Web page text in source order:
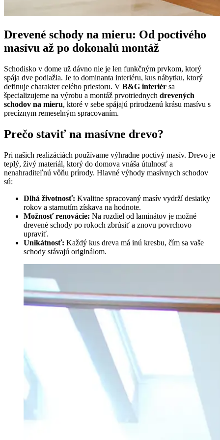
Drevené schody na mieru: Od poctivého
masívu až po dokonalú montáž
Schodisko v dome už dávno nie je len funkčným prvkom, ktorý
spája dve podlažia. Je to dominanta interiéru, kus nábytku, ktorý
definuje charakter celého priestoru. V B&G interiér sa
špecializujeme na výrobu a montáž prvotriednych drevených
schodov na mieru, ktoré v sebe spájajú prirodzenú krásu masívu s
precíznym remeselným spracovaním.
Prečo staviť na masívne drevo?
Pri našich realizáciách používame výhradne poctivý masív. Drevo je
teplý, živý materiál, ktorý do domova vnáša útulnosť a
nenahraditeľnú vôňu prírody. Hlavné výhody masívnych schodov
sú:
Dlhá životnosť: Kvalitne spracovaný masív vydrží desiatky
rokov a starnutím získava na hodnote.
Možnosť renovácie: Na rozdiel od laminátov je možné
drevené schody po rokoch zbrúsiť a znovu povrchovo
upraviť.
Unikátnosť: Každý kus dreva má inú kresbu, čím sa vaše
schody stávajú originálom.